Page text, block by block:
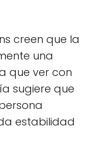
creen que la
una
que ver con
sugiere que
estabilidad